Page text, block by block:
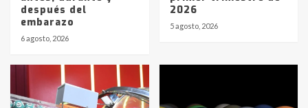
después del
embarazo
6 agosto, 2026
2026
5 agosto, 2026